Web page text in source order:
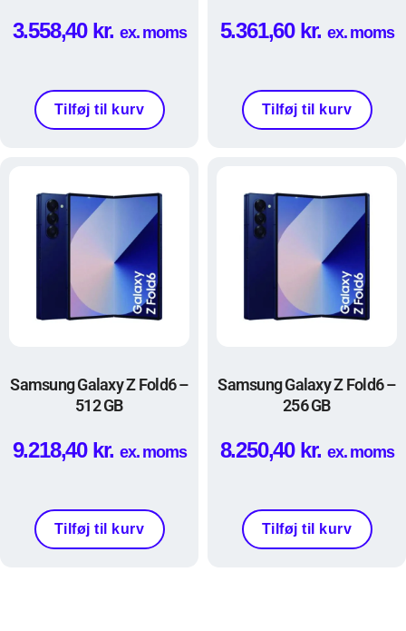
3.558,40 kr. ex. moms
Tilføj til kurv
5.361,60 kr. ex. moms
Tilføj til kurv
Samsung Galaxy Z Fold6 –
512 GB
9.218,40 kr. ex. moms
Tilføj til kurv
Samsung Galaxy Z Fold6 –
256 GB
8.250,40 kr. ex. moms
Tilføj til kurv